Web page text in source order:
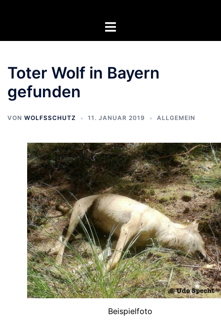
Menü
Toter Wolf in Bayern
gefunden
VON WOLFSSCHUTZ 11. JANUAR 2019 ALLGEMEIN
Beispielfoto